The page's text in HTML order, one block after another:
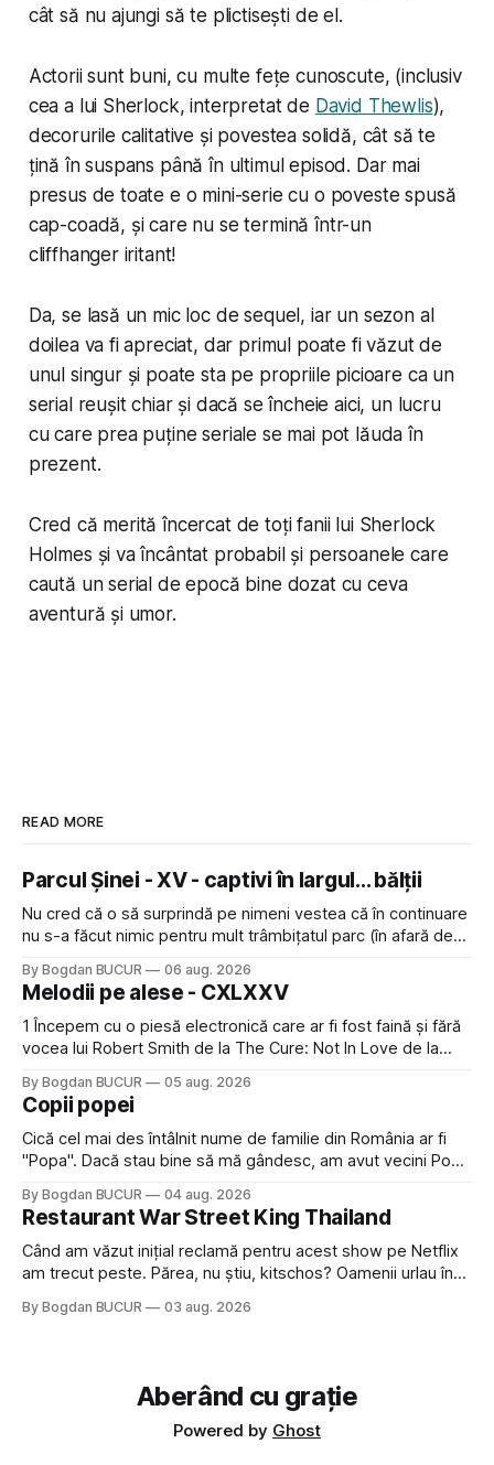
cât să nu ajungi să te plictisești de el.
Actorii sunt buni, cu multe fețe cunoscute, (inclusiv
cea a lui Sherlock, interpretat de David Thewlis),
decorurile calitative și povestea solidă, cât să te
țină în suspans până în ultimul episod. Dar mai
presus de toate e o mini-serie cu o poveste spusă
cap-coadă, și care nu se termină într-un
cliffhanger iritant!
Da, se lasă un mic loc de sequel, iar un sezon al
doilea va fi apreciat, dar primul poate fi văzut de
unul singur și poate sta pe propriile picioare ca un
serial reușit chiar și dacă se încheie aici, un lucru
cu care prea puține seriale se mai pot lăuda în
prezent.
Cred că merită încercat de toți fanii lui Sherlock
Holmes și va încântat probabil și persoanele care
caută un serial de epocă bine dozat cu ceva
aventură și umor.
READ MORE
Parcul Șinei - XV - captivi în largul... bălții
Nu cred că o să surprindă pe nimeni vestea că în continuare
nu s-a făcut nimic pentru mult trâmbițatul parc (în afară de
timp pui și latră prin gard la lumea care trece prin zonă). Am
avut, în schimb, o belea
By Bogdan BUCUR 06 aug. 2026
Melodii pe alese - CXLXXV
1 Începem cu o piesă electronică care ar fi fost faină și fără
vocea lui Robert Smith de la The Cure: Not In Love de la
a dovedit că jumătatea masculină a acelui duo era cam
dubioasă...) 2. Băgăm la
By Bogdan BUCUR 05 aug. 2026
Copii popei
Cică cel mai des întâlnit nume de familie din România ar fi
"Popa". Dacă stau bine să mă gândesc, am avut vecini Popa
Dexonline spune de etimologia termenului de popă că ar
veni din slava veche, popŭ,
By Bogdan BUCUR 04 aug. 2026
Restaurant War Street King Thailand
Când am văzut inițial reclamă pentru acest show pe Netflix
am trecut peste. Părea, nu știu, kitschos? Oamenii urlau în
fine dining din alte show-uri... așa că am zis pas. Apoi ceva,
By Bogdan BUCUR 03 aug. 2026
Aberând cu grație
Powered by Ghost